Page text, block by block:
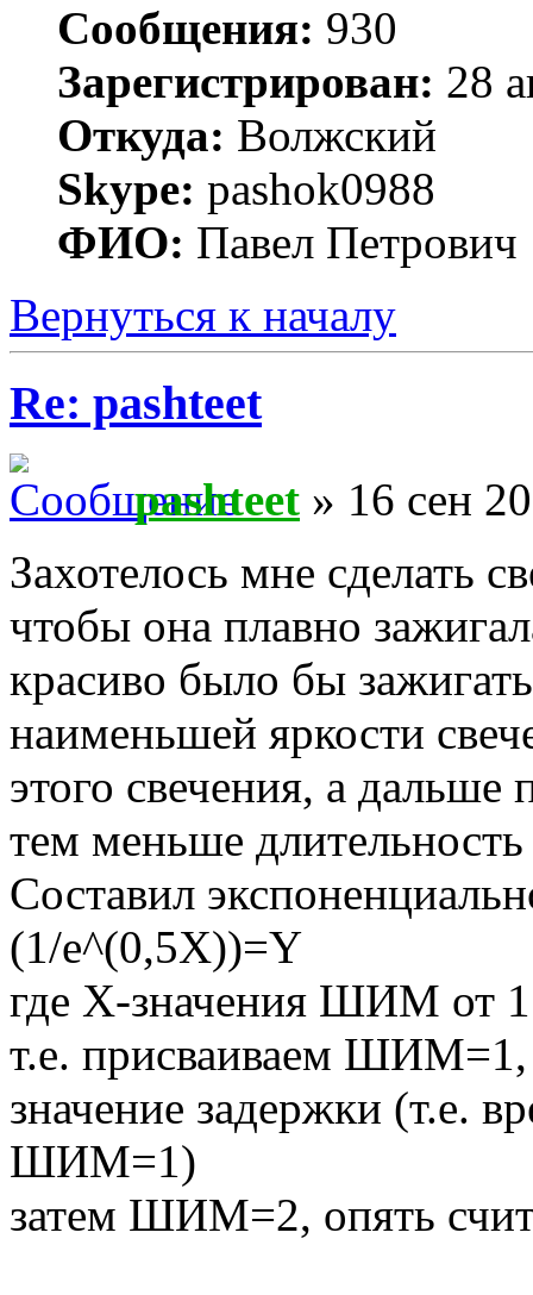
Сообщения: 930
Зарегистрирован: 28
Откуда: Волжский
Skype: pashok0988
ФИО: Павел Петрович
Вернуться к началу
Re: pashteet
pashteet » 16 сен
Захотелось мне сделать
чтобы она плавно
красиво было бы
наименьшей яркости
этого свечения, а
тем меньше длительность
Составил
(1/e^(0,5X))=Y
где X-значения ШИМ от 1
т.е. присваиваем ШИМ=1,
значение задержки (т.е.
ШИМ=1)
затем ШИМ=2, опять